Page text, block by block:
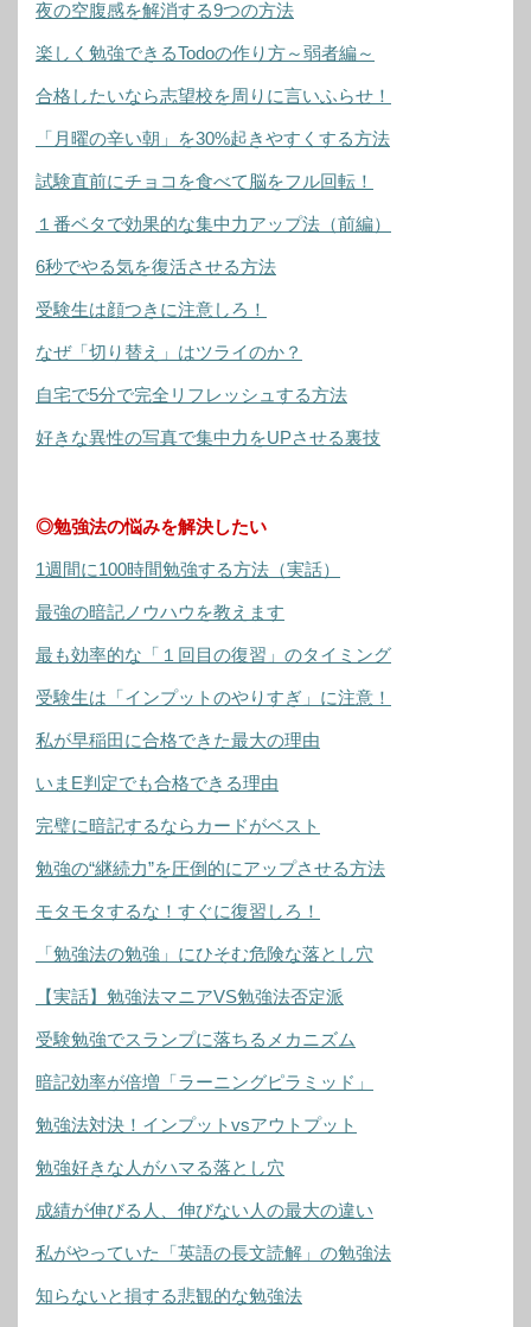
夜の空腹感を解消する9つの方法
楽しく勉強できるTodoの作り方～弱者編～
合格したいなら志望校を周りに言いふらせ！
「月曜の辛い朝」を30%起きやすくする方法
試験直前にチョコを食べて脳をフル回転！
１番ベタで効果的な集中力アップ法（前編）
6秒でやる気を復活させる方法
受験生は顔つきに注意しろ！
なぜ「切り替え」はツライのか？
自宅で5分で完全リフレッシュする方法
好きな異性の写真で集中力をUPさせる裏技
◎勉強法の悩みを解決したい
1週間に100時間勉強する方法（実話）
最強の暗記ノウハウを教えます
最も効率的な「１回目の復習」のタイミング
受験生は「インプットのやりすぎ」に注意！
私が早稲田に合格できた最大の理由
いまE判定でも合格できる理由
完璧に暗記するならカードがベスト
勉強の“継続力”を圧倒的にアップさせる方法
モタモタするな！すぐに復習しろ！
「勉強法の勉強」にひそむ危険な落とし穴
【実話】勉強法マニアVS勉強法否定派
受験勉強でスランプに落ちるメカニズム
暗記効率が倍増「ラーニングピラミッド」
勉強法対決！インプットvsアウトプット
勉強好きな人がハマる落とし穴
成績が伸びる人、伸びない人の最大の違い
私がやっていた「英語の長文読解」の勉強法
知らないと損する悲観的な勉強法